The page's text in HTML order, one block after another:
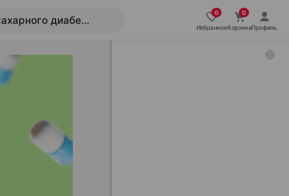
ИзбранноеКорзинаПрофиль